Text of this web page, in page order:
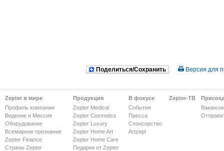
Поделиться/Сохранить Версия для
Zepter в мире
Профиль компании
Видение и Миссия
Оборудование
Всемирное признание
Zepter Finance
Страны Zepter
Продукция
Zepter Medical
Zepter Cosmetics
Zepter Luxury
Zepter Home Art
Zepter Home Care
Подарки от Zepter
В фокусе
События
Пресса
Спонсорство
Artzept
Zepter-ТВ